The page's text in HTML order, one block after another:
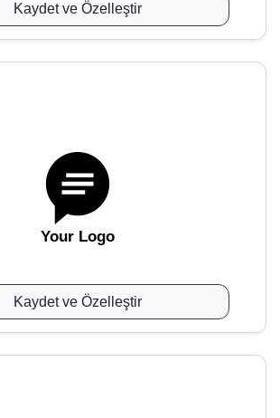
Kaydet ve Özelleştir
Your Logo
Kaydet ve Özelleştir